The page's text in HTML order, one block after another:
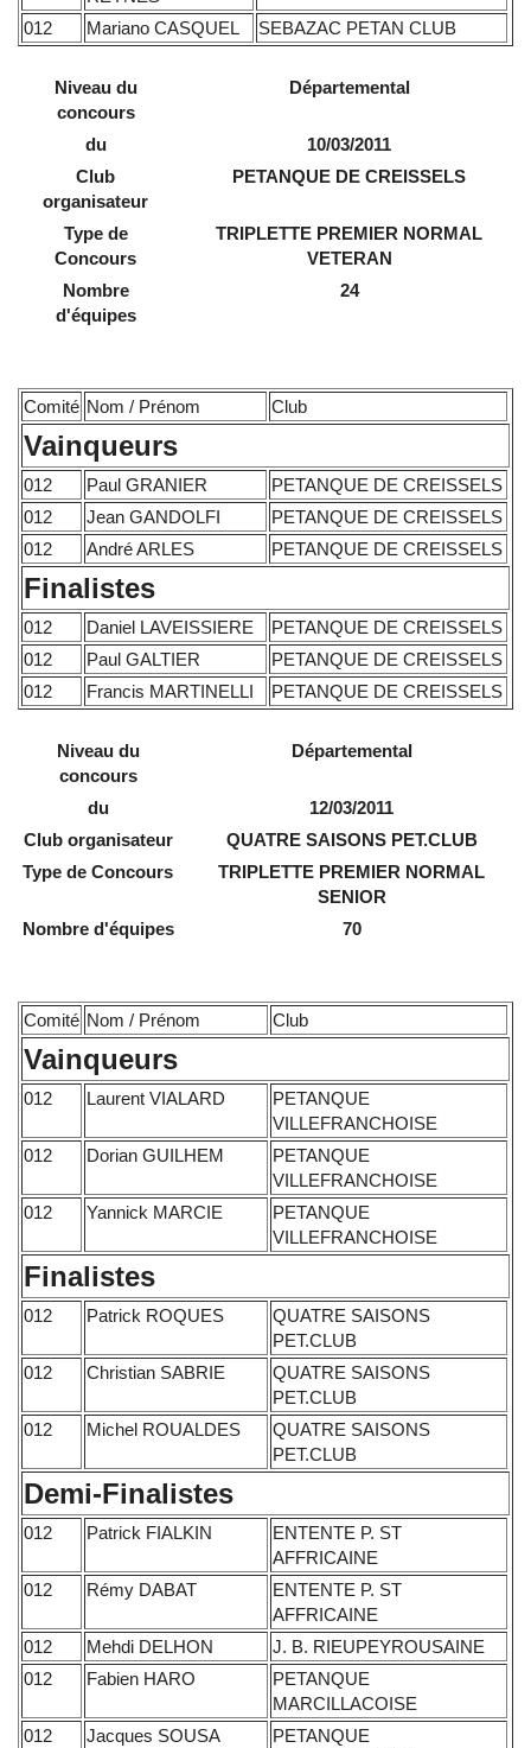
012
Mariano CASQUEL SEBAZAC PETAN CLUB
Niveau du
concours
Départemental
du
10/03/2011
Club
organisateur
PETANQUE DE CREISSELS
Type de
Concours
TRIPLETTE PREMIER NORMAL
VETERAN
Nombre
d'équipes
24
Comité Nom / Prénom Club
Vainqueurs
012 Paul GRANIER
PETANQUE DE CREISSELS
012
Jean GANDOLFI
PETANQUE DE CREISSELS
012
André ARLES PETANQUE DE CREISSELS
Finalistes
012 Daniel LAVEISSIERE
PETANQUE DE CREISSELS
012
Paul GALTIER
PETANQUE DE CREISSELS
012
Francis MARTINELLI PETANQUE DE CREISSELS
Niveau du
concours
Départemental
du
12/03/2011
Club organisateur
QUATRE SAISONS PET.CLUB
Type de Concours
TRIPLETTE PREMIER NORMAL
SENIOR
Nombre d'équipes
70
Comité Nom / Prénom Club
Vainqueurs
012 Laurent VIALARD
PETANQUE
VILLEFRANCHOISE
012
Dorian GUILHEM
PETANQUE
VILLEFRANCHOISE
012
Yannick MARCIE
PETANQUE
VILLEFRANCHOISE
Finalistes
012 Patrick ROQUES
QUATRE SAISONS
PET.CLUB
012
Christian SABRIE
QUATRE SAISONS
PET.CLUB
012
Michel ROUALDES
QUATRE SAISONS
PET.CLUB
Demi-Finalistes
012 Patrick FIALKIN
ENTENTE P. ST
AFFRICAINE
012
Rémy DABAT
ENTENTE P. ST
AFFRICAINE
012
Mehdi DELHON
J. B. RIEUPEYROUSAINE
012
Fabien HARO
PETANQUE
MARCILLACOISE
012
Jacques SOUSA
PETANQUE